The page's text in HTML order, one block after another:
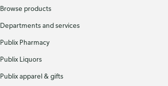
Browse products
Departments and services
Publix Pharmacy
Publix Liquors
Publix apparel & gifts